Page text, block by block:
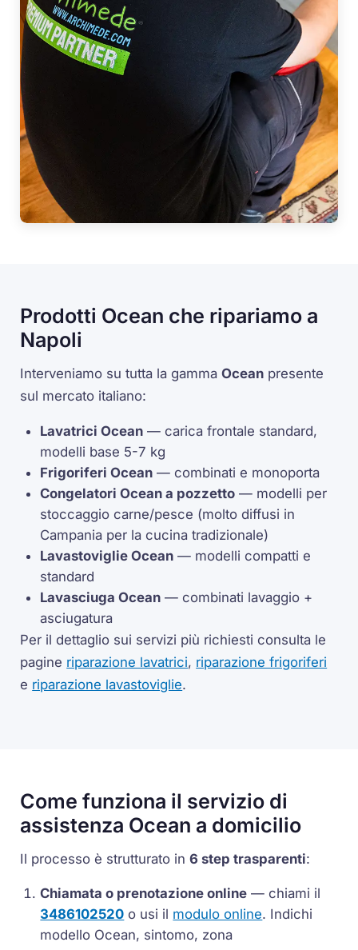
Prodotti Ocean che ripariamo a
Napoli
Interveniamo su tutta la gammaOcean presente
sul mercato italiano:
Lavatrici Ocean — carica frontale standard,
modelli base 5-7 kg
Frigoriferi Ocean — combinati e monoporta
Congelatori Ocean a pozzetto — modelli per
stoccaggio carne/pesce (molto diffusi in
Campania per la cucina tradizionale)
Lavastoviglie Ocean — modelli compatti e
standard
Lavasciuga Ocean — combinati lavaggio +
asciugatura
Per il dettaglio sui servizi più richiesti consulta le
pagine riparazione lavatrici, riparazione frigoriferi
e riparazione lavastoviglie.
Come funziona il servizio di
assistenza Ocean a domicilio
Il processo è strutturato in6 step trasparenti:
Chiamata o prenotazione online — chiami il
3486102520 o usi il modulo online. Indichi
modello Ocean, sintomo, zona